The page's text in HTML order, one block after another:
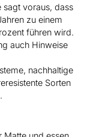
sagt voraus, dass
zu einem
führen wird.
auch Hinweise
nachhaltige
Sorten